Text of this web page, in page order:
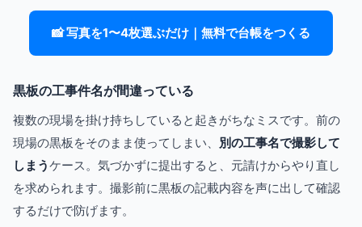
📸 写真を1〜4枚選ぶだけ｜無料で台帳をつくる
黒板の工事件名が間違っている
複数の現場を掛け持ちしていると起きがちなミスです。前の
現場の黒板をそのまま使ってしまい、 別の工事名で撮影して
しまうケース。気づかずに提出すると、元請けからやり直し
を求められます。撮影前に黒板の記載内容を声に出して確認
するだけで防げます。